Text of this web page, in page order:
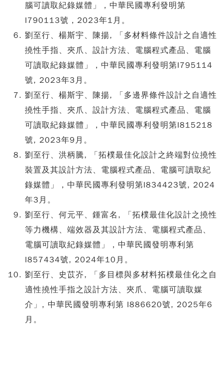
腦可讀取紀錄媒體」，中華民國專利發明第
I790113號，2023年1月。
劉至行、楊斯宇、陳揚, 「多材料條件設計之自適性
撓性手指、夾爪、設計方法、電腦程式產品、電腦
可讀取紀錄媒體」，中華民國專利發明第I795114
號, 2023年3月。
劉至行、楊斯宇、陳揚, 「多邊界條件設計之自適性
撓性手指、夾爪、設計方法、電腦程式產品、電腦
可讀取紀錄媒體」，中華民國專利發明第I815218
號, 2023年9月。
劉至行、洪柄騰, 「拓樸最佳化設計之終端對位撓性
裝置及其設計方法、電腦程式產品、電腦可讀取紀
錄媒體」，中華民國專利發明第I834423號, 2024
年3月。
劉至行、何元平、鍾富名, 「拓樸最佳化設計之撓性
等力機構、端效器及其設計方法、電腦程式產品、
電腦可讀取紀錄媒體」，中華民國發明專利第
I857434號, 2024年10月。
劉至行、史苡岕, 「多目標與多材料拓樸最佳化之自
適性撓性手指之設計方法、夾爪、電腦可讀取媒
介」, 中華民國發明專利第 I886620號, 2025年6
月。